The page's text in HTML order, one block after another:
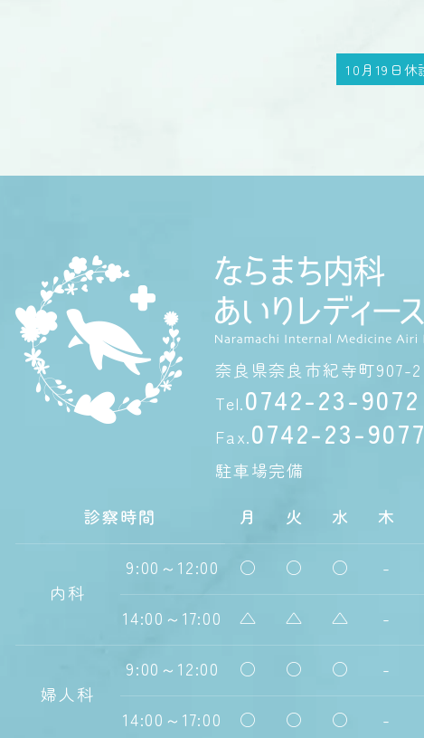
奈良県奈良市紀寺町907-2
Tel.0742-23-9072
Fax.0742-23-9077
駐車場完備
診察時間
月 火 水 木
内科
9:00～12:00 ○ ○ ○ -
14:00～17:00 △ △ △ -
婦人科
9:00～12:00 ○ ○ ○ -
14:00～17:00 ○ ○ ○ -